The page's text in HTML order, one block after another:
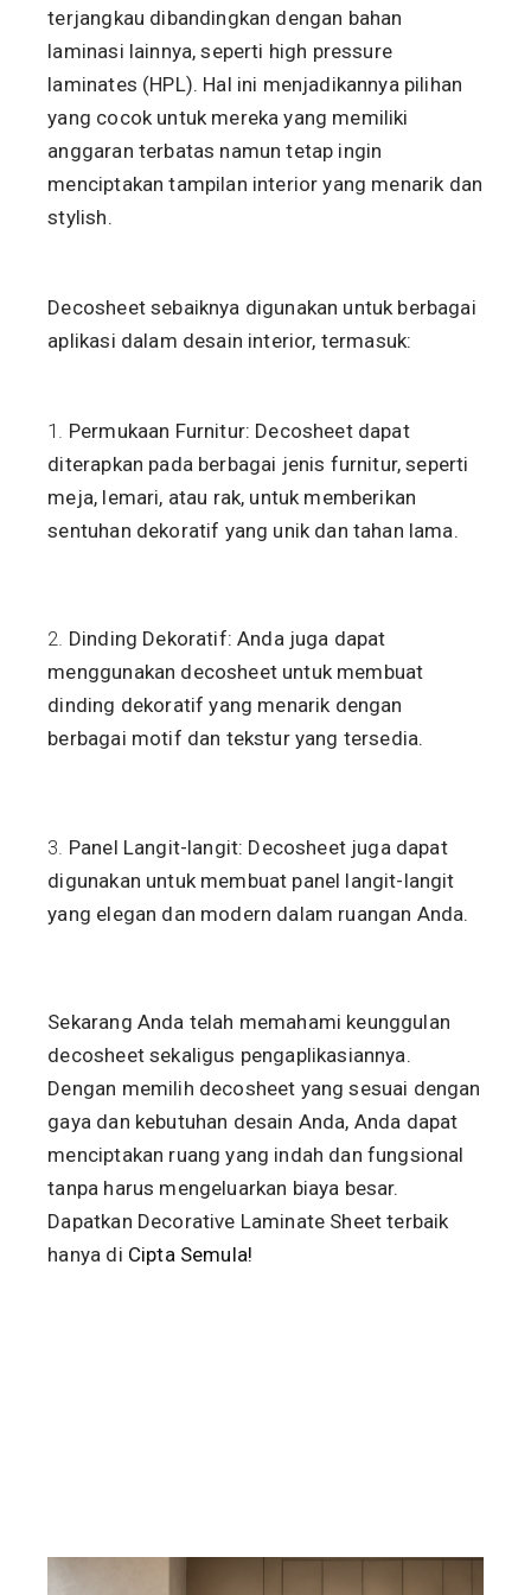
terjangkau dibandingkan dengan bahan
laminasi lainnya, seperti high pressure
laminates (HPL). Hal ini menjadikannya pilihan
yang cocok untuk mereka yang memiliki
anggaran terbatas namun tetap ingin
menciptakan tampilan interior yang menarik dan
stylish.
Decosheet sebaiknya digunakan untuk berbagai
aplikasi dalam desain interior, termasuk:
Permukaan Furnitur: Decosheet dapat
diterapkan pada berbagai jenis furnitur, seperti
meja, lemari, atau rak, untuk memberikan
sentuhan dekoratif yang unik dan tahan lama.
Dinding Dekoratif: Anda juga dapat
menggunakan decosheet untuk membuat
dinding dekoratif yang menarik dengan
berbagai motif dan tekstur yang tersedia.
Panel Langit-langit: Decosheet juga dapat
digunakan untuk membuat panel langit-langit
yang elegan dan modern dalam ruangan Anda.
Sekarang Anda telah memahami keunggulan
decosheet sekaligus pengaplikasiannya.
Dengan memilih decosheet yang sesuai dengan
gaya dan kebutuhan desain Anda, Anda dapat
menciptakan ruang yang indah dan fungsional
tanpa harus mengeluarkan biaya besar.
Dapatkan Decorative Laminate Sheet terbaik
hanya di Cipta Semula!